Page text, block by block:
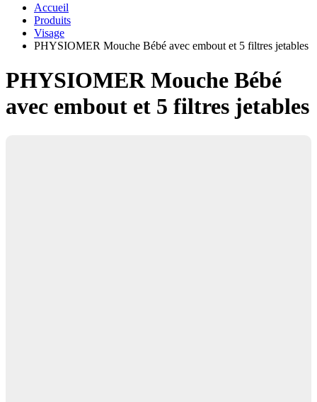
Accueil
Produits
Visage
PHYSIOMER Mouche Bébé avec embout et 5 filtres jetables
PHYSIOMER Mouche Bébé
avec embout et 5 filtres jetables